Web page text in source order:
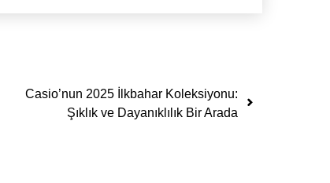
Casio’nun 2025 İlkbahar Koleksiyonu:
Şıklık ve Dayanıklılık Bir Arada